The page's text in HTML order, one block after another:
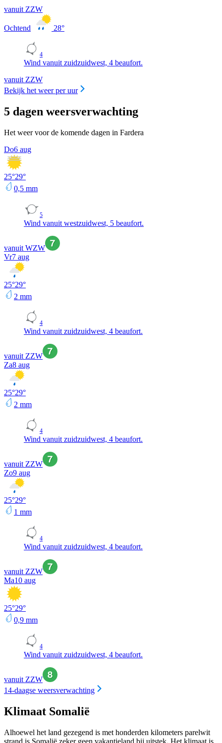
vanuit ZZW
Ochtend 28°
4
Wind vanuit zuidzuidwest, 4 beaufort.
vanuit ZZW
Bekijk het weer per uur
5 dagen weersverwachting
Het weer voor de komende dagen in Fardera
Do6 aug
25°29°
0,5 mm
5
Wind vanuit westzuidwest, 5 beaufort.
vanuit WZW
Vr7 aug
25°29°
2 mm
4
Wind vanuit zuidzuidwest, 4 beaufort.
vanuit ZZW
Za8 aug
25°29°
2 mm
4
Wind vanuit zuidzuidwest, 4 beaufort.
vanuit ZZW
Zo9 aug
25°29°
1 mm
4
Wind vanuit zuidzuidwest, 4 beaufort.
vanuit ZZW
Ma10 aug
25°29°
0,9 mm
4
Wind vanuit zuidzuidwest, 4 beaufort.
vanuit ZZW
14-daagse weersverwachting
Klimaat Somalië
Alhoewel het land gezegend is met honderden kilometers parelwit
strand is Somalië zeker geen vakantieland bij uitstek. Het klimaat is